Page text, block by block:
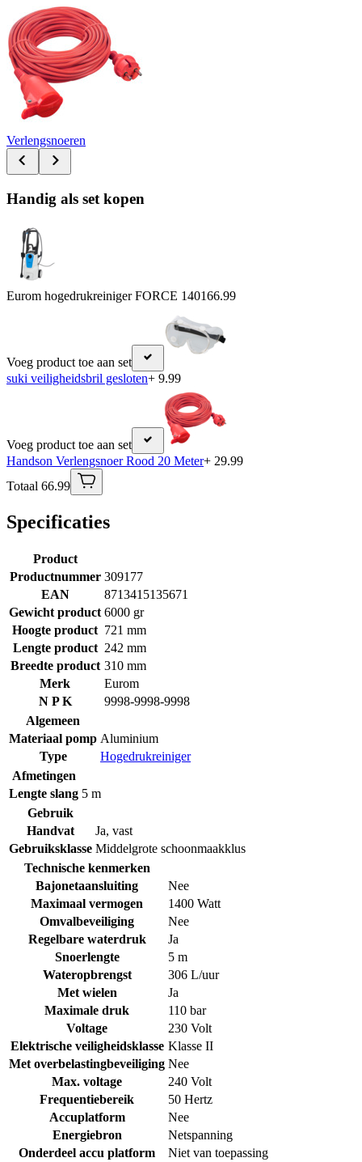
Verlengsnoeren
Handig als set kopen
Eurom hogedrukreiniger FORCE 140166.99
Voeg product toe aan set
suki veiligheidsbril gesloten+ 9.99
Voeg product toe aan set
Handson Verlengsnoer Rood 20 Meter+ 29.99
Totaal 66.99
Specificaties
Product
Productnummer 309177
EAN
8713415135671
Gewicht product 6000 gr
Hoogte product 721 mm
Lengte product 242 mm
Breedte product 310 mm
Merk
Eurom
N P K
9998-9998-9998
Algemeen
Materiaal pomp Aluminium
Type
Hogedrukreiniger
Afmetingen
Lengte slang 5 m
Gebruik
Handvat
Ja, vast
Gebruiksklasse Middelgrote schoonmaakklus
Technische kenmerken
Bajonetaansluiting
Nee
Maximaal vermogen
1400 Watt
Omvalbeveiliging
Nee
Regelbare waterdruk
Ja
Snoerlengte
5 m
Wateropbrengst
306 L/uur
Met wielen
Ja
Maximale druk
110 bar
Voltage
230 Volt
Elektrische veiligheidsklasse Klasse II
Met overbelastingbeveiliging Nee
Max. voltage
240 Volt
Frequentiebereik
50 Hertz
Accuplatform
Nee
Energiebron
Netspanning
Onderdeel accu platform
Niet van toepassing